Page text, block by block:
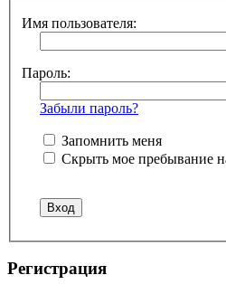
Имя пользователя:
Пароль:
Забыли пароль?
Запомнить меня
Скрыть мое пребывание
Регистрация